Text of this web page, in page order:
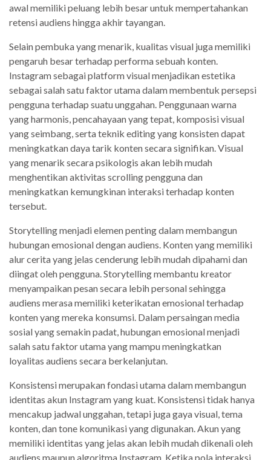
awal memiliki peluang lebih besar untuk mempertahankan
retensi audiens hingga akhir tayangan.
Selain pembuka yang menarik, kualitas visual juga memiliki
pengaruh besar terhadap performa sebuah konten.
Instagram sebagai platform visual menjadikan estetika
sebagai salah satu faktor utama dalam membentuk persepsi
pengguna terhadap suatu unggahan. Penggunaan warna
yang harmonis, pencahayaan yang tepat, komposisi visual
yang seimbang, serta teknik editing yang konsisten dapat
meningkatkan daya tarik konten secara signifikan. Visual
yang menarik secara psikologis akan lebih mudah
menghentikan aktivitas scrolling pengguna dan
meningkatkan kemungkinan interaksi terhadap konten
tersebut.
Storytelling menjadi elemen penting dalam membangun
hubungan emosional dengan audiens. Konten yang memiliki
alur cerita yang jelas cenderung lebih mudah dipahami dan
diingat oleh pengguna. Storytelling membantu kreator
menyampaikan pesan secara lebih personal sehingga
audiens merasa memiliki keterikatan emosional terhadap
konten yang mereka konsumsi. Dalam persaingan media
sosial yang semakin padat, hubungan emosional menjadi
salah satu faktor utama yang mampu meningkatkan
loyalitas audiens secara berkelanjutan.
Konsistensi merupakan fondasi utama dalam membangun
identitas akun Instagram yang kuat. Konsistensi tidak hanya
mencakup jadwal unggahan, tetapi juga gaya visual, tema
konten, dan tone komunikasi yang digunakan. Akun yang
memiliki identitas yang jelas akan lebih mudah dikenali oleh
audiens maupun algoritma Instagram. Ketika pola interaksi